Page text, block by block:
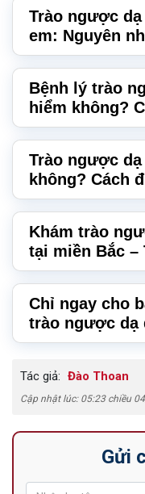
Trào ngược
em: Nguyên
Bệnh lý trào
hiểm không?
Trào ngược
không? Cách
Khám trào
tại miền Bắc –
Chỉ ngay cho
trào ngược dạ
Tác giả: Đào Thoan
Cập nhật lúc: 05:23 chiều
Gửi